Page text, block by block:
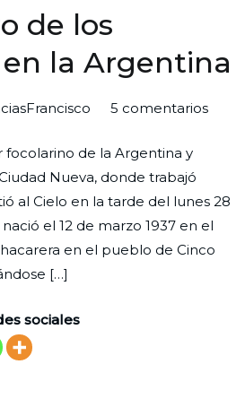
de los
en la Argentina
5 comentariosen
los
en
de la Argentina y
Nueva, donde trabajó
al Cielo en la tarde del lunes 28
el 12 de marzo 1937 en el
en el pueblo de Cinco
[…]
sociales